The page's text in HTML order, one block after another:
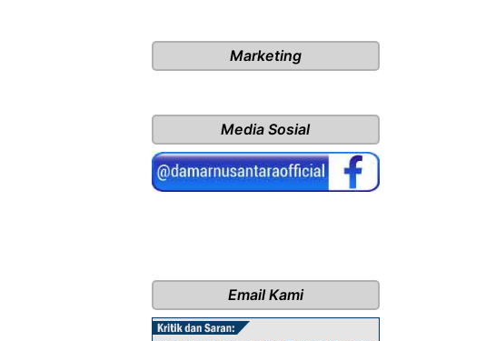
Marketing
Media Sosial
Email Kami